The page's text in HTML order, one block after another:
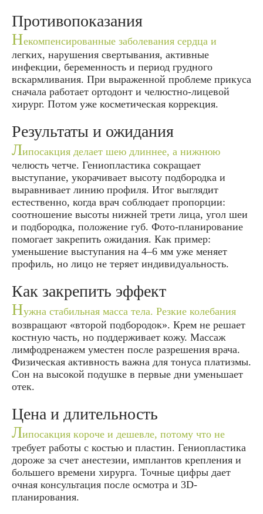
Противопоказания
Некомпенсированные заболевания сердца и
легких, нарушения свертывания, активные
инфекции, беременность и период грудного
вскармливания. При выраженной проблеме прикуса
сначала работает ортодонт и челюстно-лицевой
хирург. Потом уже косметическая коррекция.
Результаты и ожидания
Липосакция делает шею длиннее, а нижнюю
челюсть четче. Гениопластика сокращает
выступание, укорачивает высоту подбородка и
выравнивает линию профиля. Итог выглядит
естественно, когда врач соблюдает пропорции:
соотношение высоты нижней трети лица, угол шеи
и подбородка, положение губ. Фото-планирование
помогает закрепить ожидания. Как пример:
уменьшение выступания на 4–6 мм уже меняет
профиль, но лицо не теряет индивидуальность.
Как закрепить эффект
Нужна стабильная масса тела. Резкие колебания
возвращают «второй подбородок». Крем не решает
костную часть, но поддерживает кожу. Массаж
лимфодренажем уместен после разрешения врача.
Физическая активность важна для тонуса платизмы.
Сон на высокой подушке в первые дни уменьшает
отек.
Цена и длительность
Липосакция короче и дешевле, потому что не
требует работы с костью и пластин. Гениопластика
дороже за счет анестезии, имплантов крепления и
большего времени хирурга. Точные цифры дает
очная консультация после осмотра и 3D-
планирования.